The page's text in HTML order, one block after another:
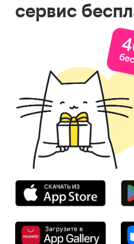
сервис